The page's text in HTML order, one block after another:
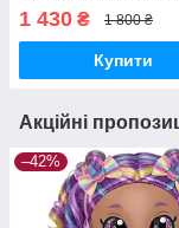
Оригінал
1 430 ₴ 1 800 ₴
Купити
Акційні
–42%